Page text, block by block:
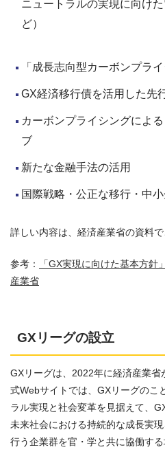
ニュートラルの実現に向け
ど）
「成長志向型カーボンプラ
GX経済移行債を活用した先
カーボンプライシングによ
ブ
新たな金融手法の活用
国際戦略・公正な移行・中
詳しい内容は、経済産業省の資料で
参考：
「GX実現に向けた基本方
産業省
GXリーグの設立
GXリーグは、2022年に経済産業
式Webサイトでは、GXリーグのこ
ラル実現と社会変革を見据えて、
未来社会における持続的な成長実
行う企業群を官・学と共に協働する